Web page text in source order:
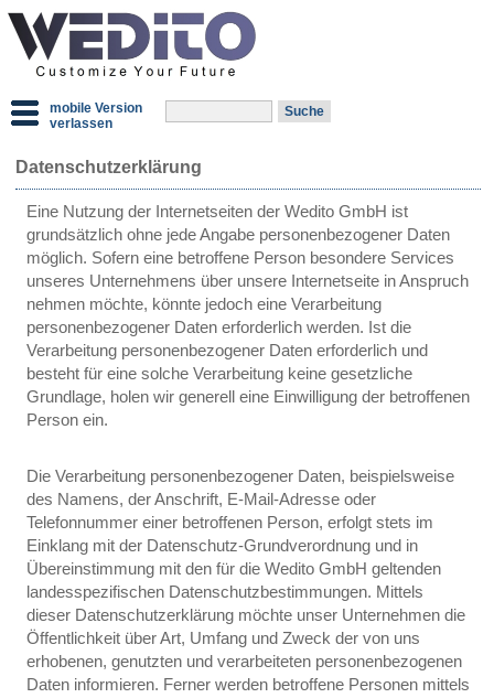
mobile Version
verlassen
Datenschutzerklärung
Eine Nutzung der Internetseiten der Wedito GmbH ist
grundsätzlich ohne jede Angabe personenbezogener Daten
möglich. Sofern eine betroffene Person besondere Services
unseres Unternehmens über unsere Internetseite in Anspruch
nehmen möchte, könnte jedoch eine Verarbeitung
personenbezogener Daten erforderlich werden. Ist die
Verarbeitung personenbezogener Daten erforderlich und
besteht für eine solche Verarbeitung keine gesetzliche
Grundlage, holen wir generell eine Einwilligung der betroffenen
Person ein.
Die Verarbeitung personenbezogener Daten, beispielsweise
des Namens, der Anschrift, E-Mail-Adresse oder
Telefonnummer einer betroffenen Person, erfolgt stets im
Einklang mit der Datenschutz-Grundverordnung und in
Übereinstimmung mit den für die Wedito GmbH geltenden
landesspezifischen Datenschutzbestimmungen. Mittels
dieser Datenschutzerklärung möchte unser Unternehmen die
Öffentlichkeit über Art, Umfang und Zweck der von uns
erhobenen, genutzten und verarbeiteten personenbezogenen
Daten informieren. Ferner werden betroffene Personen mittels